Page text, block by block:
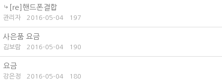
[re]핸드폰결합
관리자 2016-05-04 197
사은품 요금
김보람 2016-05-04 190
요금
강은정 2016-05-04 180